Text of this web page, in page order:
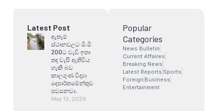
Latest Post
ඇතැම්
ස්ථානවලට මි.මි
200ට වැඩි ඉතා
තද වැසි ඇතිවිය
හැකි බව
කාලගුණ විද්‍යා
දෙපාර්තමේන්තුව
පවසනවා.
May 13, 2026
Popular
Categories
News Bulletin
Current Affaires
Breaking News
Latest Reports Sports
Foreign Business
Entertainment